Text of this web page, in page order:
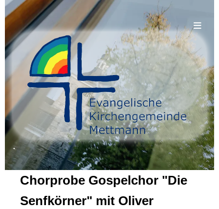
.
Chorprobe Gospelchor "Die
Senfkörner" mit Oliver